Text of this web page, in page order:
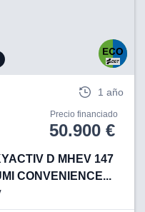
1 año
Precio financiado
50.900 €
D MHEV 147
CONVENIENCE...